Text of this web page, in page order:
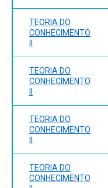
TEORIA DO
CONHECIMENTO
II
TEORIA DO
CONHECIMENTO
II
TEORIA DO
CONHECIMENTO
II
TEORIA DO
CONHECIMENTO